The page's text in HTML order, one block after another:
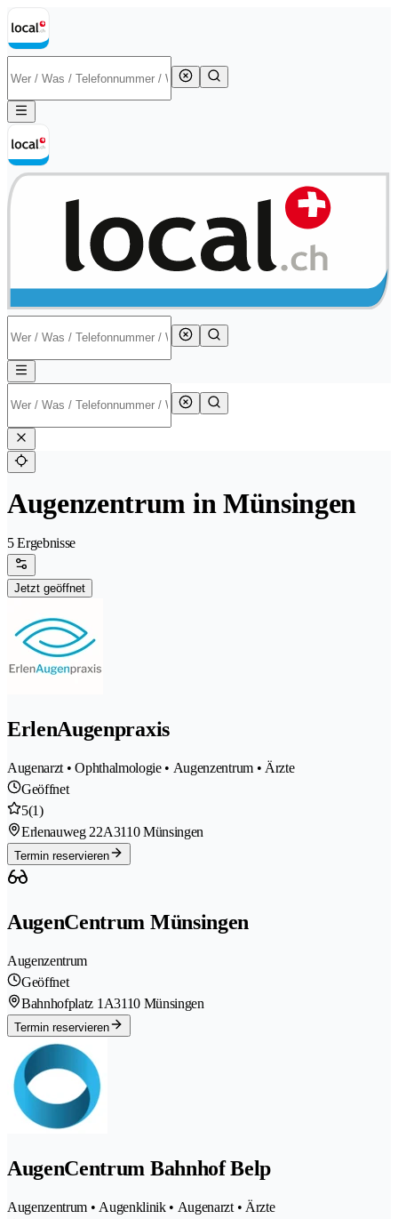
Augenzentrum in Münsingen
5 Ergebnisse
Jetzt geöffnet
ErlenAugenpraxis
Augenarzt • Ophthalmologie • Augenzentrum • Ärzte
Geöffnet
5(1)
Erlenauweg 22A3110 Münsingen
Termin reservieren
AugenCentrum Münsingen
Augenzentrum
Geöffnet
Bahnhofplatz 1A3110 Münsingen
Termin reservieren
AugenCentrum Bahnhof Belp
Augenzentrum • Augenklinik • Augenarzt • Ärzte